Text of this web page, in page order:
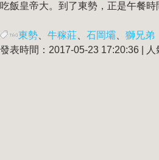
吃飯皇帝大。到了東勢，正是午餐時
東勢 牛稼莊 石岡壩
獅兄弟
發表時間：2017-05-23 17:20:36 |